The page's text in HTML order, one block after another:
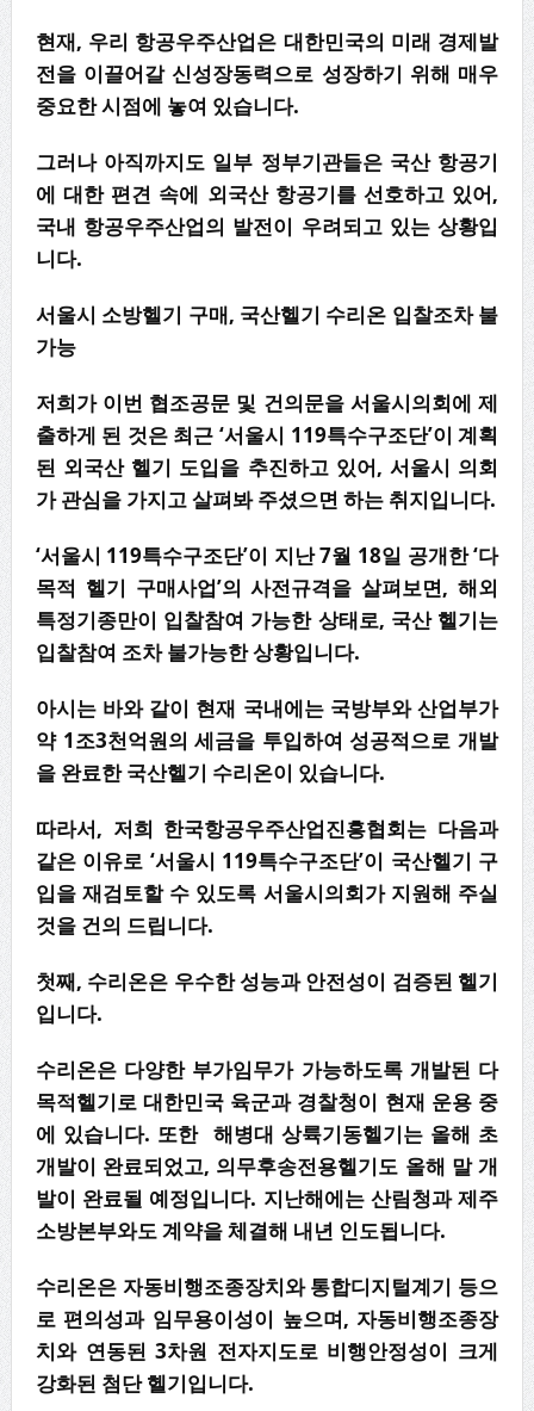
현재, 우리 항공우주산업은 대한민국의 미래 경제발
전을 이끌어갈 신성장동력으로 성장하기 위해 매우
중요한 시점에 놓여 있습니다.
그러나 아직까지도 일부 정부기관들은 국산 항공기
에 대한 편견 속에 외국산 항공기를 선호하고 있어,
국내 항공우주산업의 발전이 우려되고 있는 상황입
니다.
서울시 소방헬기 구매, 국산헬기 수리온 입찰조차 불
가능
저희가 이번 협조공문 및 건의문을 서울시의회에 제
출하게 된 것은 최근 ‘서울시 119특수구조단’이 계획
된 외국산 헬기 도입을 추진하고 있어, 서울시 의회
가 관심을 가지고 살펴봐 주셨으면 하는 취지입니다.
‘서울시 119특수구조단’이 지난 7월 18일 공개한 ‘다
목적 헬기 구매사업’의 사전규격을 살펴보면, 해외
특정기종만이 입찰참여 가능한 상태로, 국산 헬기는
입찰참여 조차 불가능한 상황입니다.
아시는 바와 같이 현재 국내에는 국방부와 산업부가
약 1조3천억원의 세금을 투입하여 성공적으로 개발
을 완료한 국산헬기 수리온이 있습니다.
따라서, 저희 한국항공우주산업진흥협회는 다음과
같은 이유로 ‘서울시 119특수구조단’이 국산헬기 구
입을 재검토할 수 있도록 서울시의회가 지원해 주실
것을 건의 드립니다.
첫째, 수리온은 우수한 성능과 안전성이 검증된 헬기
입니다.
수리온은 다양한 부가임무가 가능하도록 개발된 다
목적헬기로 대한민국 육군과 경찰청이 현재 운용 중
에 있습니다. 또한 해병대 상륙기동헬기는 올해 초
개발이 완료되었고, 의무후송전용헬기도 올해 말 개
발이 완료될 예정입니다. 지난해에는 산림청과 제주
소방본부와도 계약을 체결해 내년 인도됩니다.
수리온은 자동비행조종장치와 통합디지털계기 등으
로 편의성과 임무용이성이 높으며, 자동비행조종장
치와 연동된 3차원 전자지도로 비행안정성이 크게
강화된 첨단 헬기입니다.